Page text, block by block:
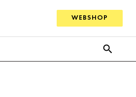
WEBSHOP